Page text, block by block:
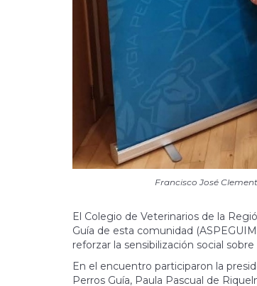
Francisco José
El Colegio de Veterinarios de la
Guía de esta comunidad
reforzar la sensibilización social
En el encuentro participaron la
Perros Guía, Paula Pascual de